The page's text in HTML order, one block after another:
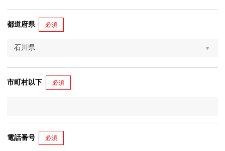
都道府県 必須
市町村以下 必須
電話番号 必須